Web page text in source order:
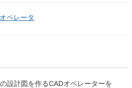
ペレータ
設計図を作るCADオペレーターを